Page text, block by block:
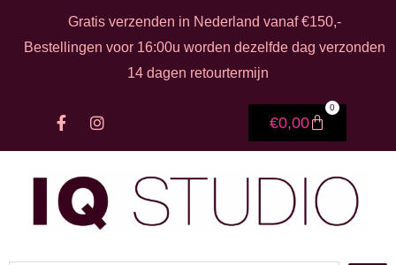
Ga naar de inhoud
Gratis verzenden in Nederland vanaf €150,-
Bestellingen voor 16:00u worden dezelfde dag verzonden
14 dagen retourtermijn
F
a
b
o
o
k
f
I
n
a
g
a
€0,00
0